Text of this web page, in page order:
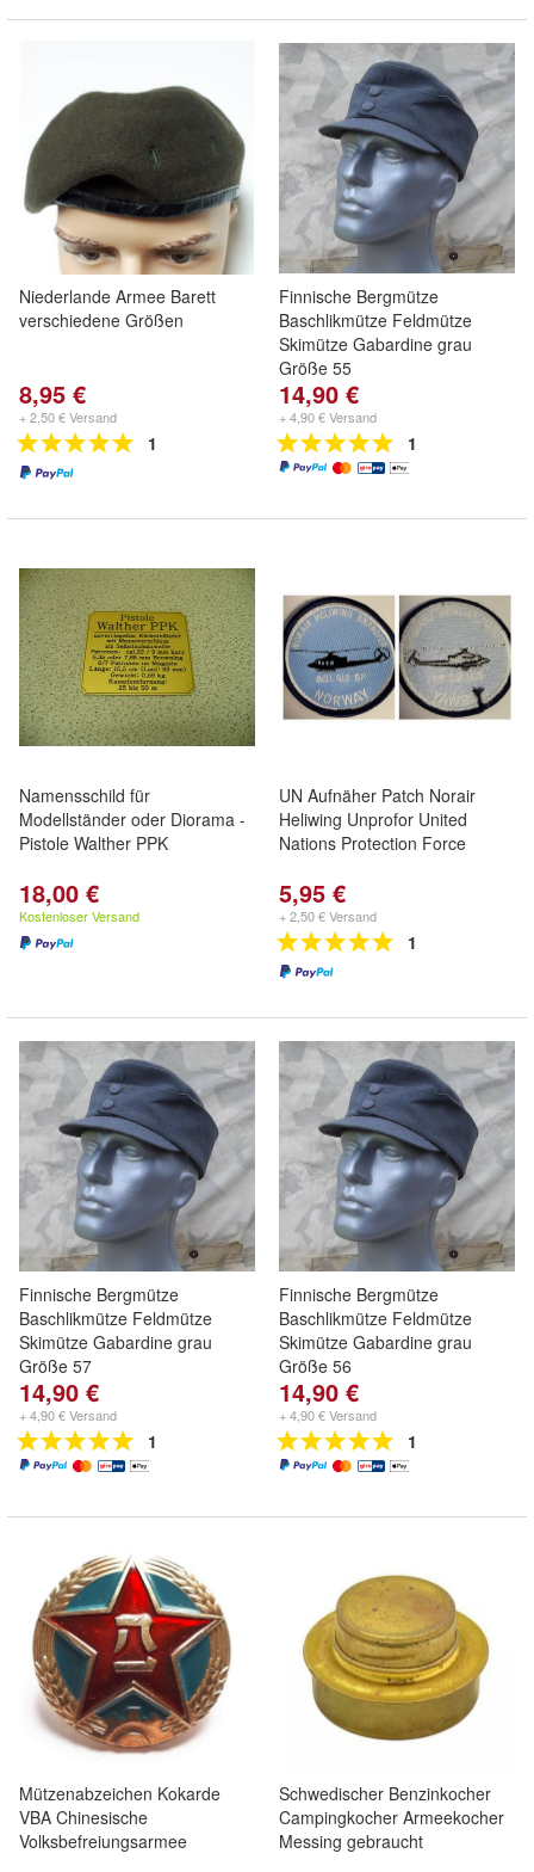
Niederlande Armee Barett
verschiedene Größen
8,95 €
+ 2,50 € Versand
1
Finnische Bergmütze
Baschlikmütze Feldmütze
Skimütze Gabardine grau
Größe 55
14,90 €
+ 4,90 € Versand
1
Namensschild für
Modellständer oder Diorama -
Pistole Walther PPK
18,00 €
Kostenloser Versand
UN Aufnäher Patch Norair
Heliwing Unprofor United
Nations Protection Force
5,95 €
+ 2,50 € Versand
1
Finnische Bergmütze
Baschlikmütze Feldmütze
Skimütze Gabardine grau
Größe 57
14,90 €
+ 4,90 € Versand
1
Finnische Bergmütze
Baschlikmütze Feldmütze
Skimütze Gabardine grau
Größe 56
14,90 €
+ 4,90 € Versand
1
Mützenabzeichen Kokarde
VBA Chinesische
Volksbefreiungsarmee
Schwedischer Benzinkocher
Campingkocher Armeekocher
Messing gebraucht